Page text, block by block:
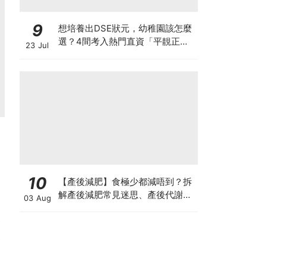
9
23 Jul
想培養出DSE狀元，幼稚園該怎麼
選？4間考入熱門直資「平靚正」
10
03 Aug
【產後減肥】食極少都減唔到？拆
解產後減肥常見迷思、產後代謝、